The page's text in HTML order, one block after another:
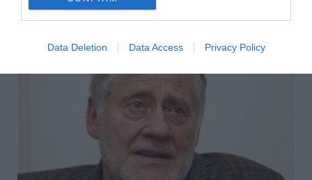
Data Deletion Data Access Privacy Policy
HASONLÓ BEJEGYZÉSEK